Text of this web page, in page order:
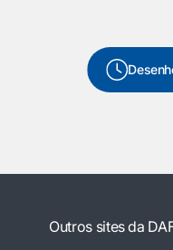
Outros sites da